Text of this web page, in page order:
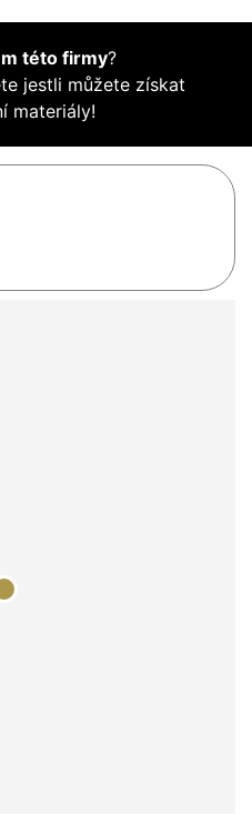
této firmy?
jestli můžete získat
materiály!